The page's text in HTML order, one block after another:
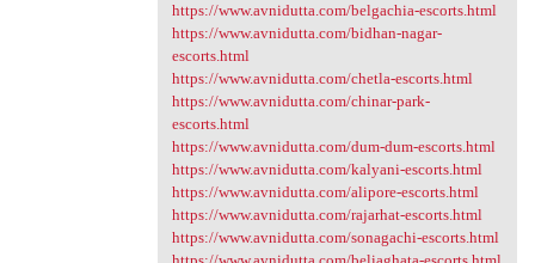
https://www.avnidutta.com/belgachia-escorts.html
https://www.avnidutta.com/bidhan-nagar-
escorts.html
https://www.avnidutta.com/chetla-escorts.html
https://www.avnidutta.com/chinar-park-
escorts.html
https://www.avnidutta.com/dum-dum-escorts.html
https://www.avnidutta.com/kalyani-escorts.html
https://www.avnidutta.com/alipore-escorts.html
https://www.avnidutta.com/rajarhat-escorts.html
https://www.avnidutta.com/sonagachi-escorts.html